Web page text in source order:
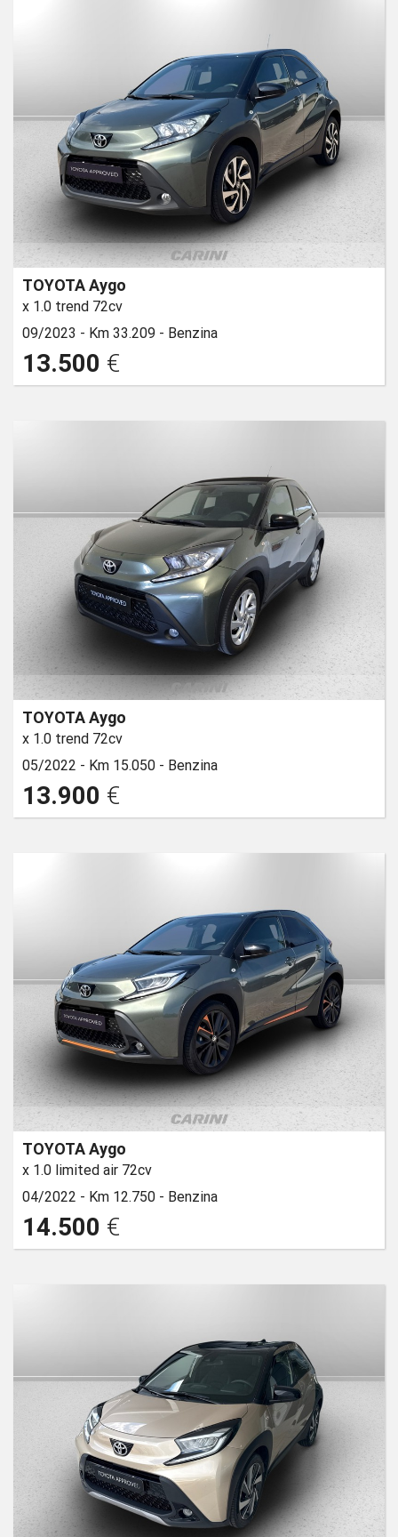
TOYOTA Aygo
x 1.0 trend 72cv
09/2023 - Km 33.209 - Benzina
13.500 €
TOYOTA Aygo
x 1.0 trend 72cv
05/2022 - Km 15.050 - Benzina
13.900 €
TOYOTA Aygo
x 1.0 limited air 72cv
04/2022 - Km 12.750 - Benzina
14.500 €